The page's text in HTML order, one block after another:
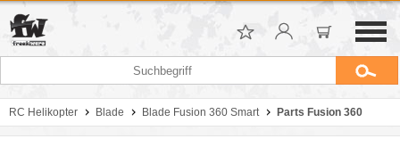
RC Helikopter Blade Blade Fusion 360 Smart Parts Fusion 360